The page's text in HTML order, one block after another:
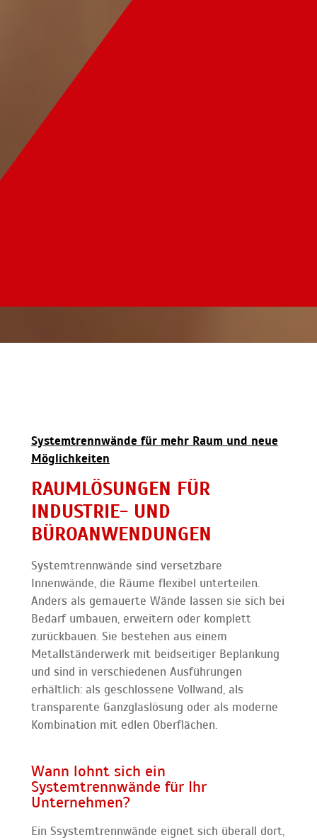
Systemtrennwände für mehr Raum und neue
Möglichkeiten
RAUMLÖSUNGEN FÜR
INDUSTRIE- UND
BÜROANWENDUNGEN
Systemtrennwände sind versetzbare
Innenwände, die Räume flexibel unterteilen.
Anders als gemauerte Wände lassen sie sich bei
Bedarf umbauen, erweitern oder komplett
zurückbauen. Sie bestehen aus einem
Metallständerwerk mit beidseitiger Beplankung
und sind in verschiedenen Ausführungen
erhältlich: als geschlossene Vollwand, als
transparente Ganzglaslösung oder als moderne
Kombination mit edlen Oberflächen.
Wann lohnt sich ein
Systemtrennwände für Ihr
Unternehmen?
Ein Ssystemtrennwände eignet sich überall dort,